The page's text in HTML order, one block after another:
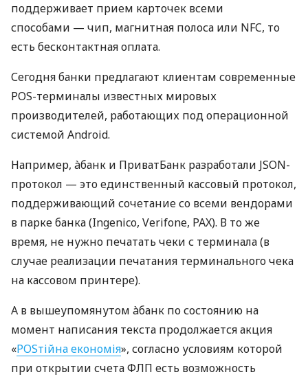
поддерживает прием карточек всеми
способами — чип, магнитная полоса или NFC, то
есть бесконтактная оплата.
Сегодня банки предлагают клиентам современные
POS-терминалы известных мировых
производителей, работающих под операционной
системой Android.
Например, àбанк и ПриватБанк разработали JSON-
протокол — это единственный кассовый протокол,
поддерживающий сочетание со всеми вендорами
в парке банка (Ingenico, Verifone, PAX). В то же
время, не нужно печатать чеки с терминала (в
случае реализации печатания терминального чека
на кассовом принтере).
А в вышеупомянутом àбанк по состоянию на
момент написания текста продолжается акция
«POSтійна економія», согласно условиям которой
при открытии счета ФЛП есть возможность